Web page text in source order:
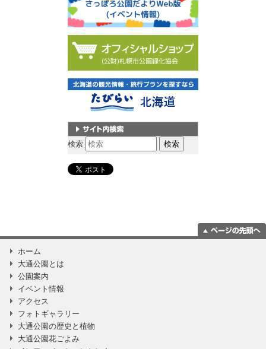
サイト内検索
検索
ホーム
大通公園とは
公園案内
イベント情報
アクセス
フォトギャラリー
大通公園の歴史と植物
大通公園花ごよみ